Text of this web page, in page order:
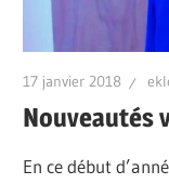
17 janvier 2018
Nouveautés
En ce début